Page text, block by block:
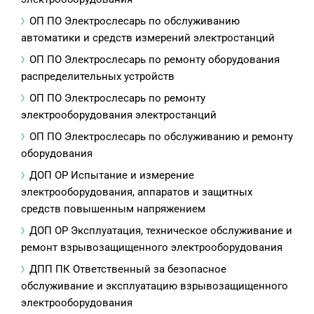
ОП ПО Электрослесарь по обслуживанию
автоматики и средств измерений электростанций
ОП ПО Электрослесарь по ремонту оборудования
распределительных устройств
ОП ПО Электрослесарь по ремонту
электрооборудования электростанций
ОП ПО Электрослесарь по обслуживанию и ремонту
оборудования
ДОП ОР Испытание и измерение
электрооборудования, аппаратов и защитных
средств повышенным напряжением
ДОП ОР Эксплуатация, техническое обслуживание и
ремонт взрывозащищенного электрооборудования
ДПП ПК Ответственный за безопасное
обслуживание и эксплуатацию взрывозащищенного
электрооборудования